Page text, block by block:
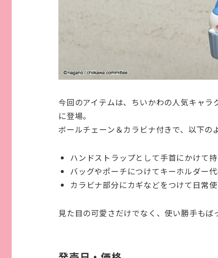
今回のアイテムは、ちいかわの人気キャ
に登場。
ボールチェーン＆カラビナ付きで、以下
ハンドストラップとして手首にかけて
バッグやポーチにつけてキーホルダー
カラビナ部分にカギなどをつけて日常
見た目の可愛さだけでなく、使い勝手もば